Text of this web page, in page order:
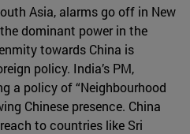
Asia, alarms go off in New
dominant power in the
towards China is
policy. India’s PM,
a policy of “Neighbourhood
Chinese presence. China
to countries like Sri